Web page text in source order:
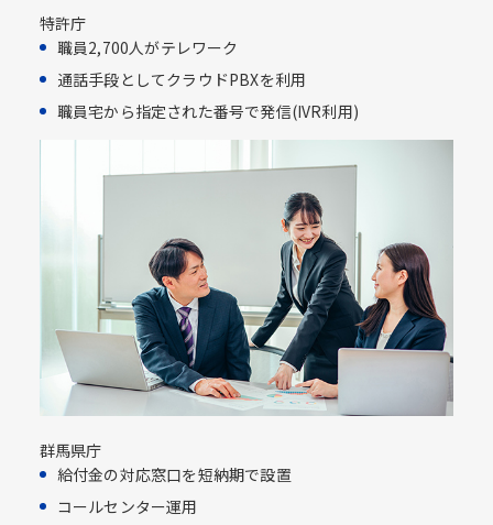
特許庁
職員2,700人がテレワーク
通話手段としてクラウドPBXを利用​
職員宅から指定された番号で発信(IVR利用)​
群馬県庁
給付金の対応窓口を短納期で設置​
コールセンター運用​